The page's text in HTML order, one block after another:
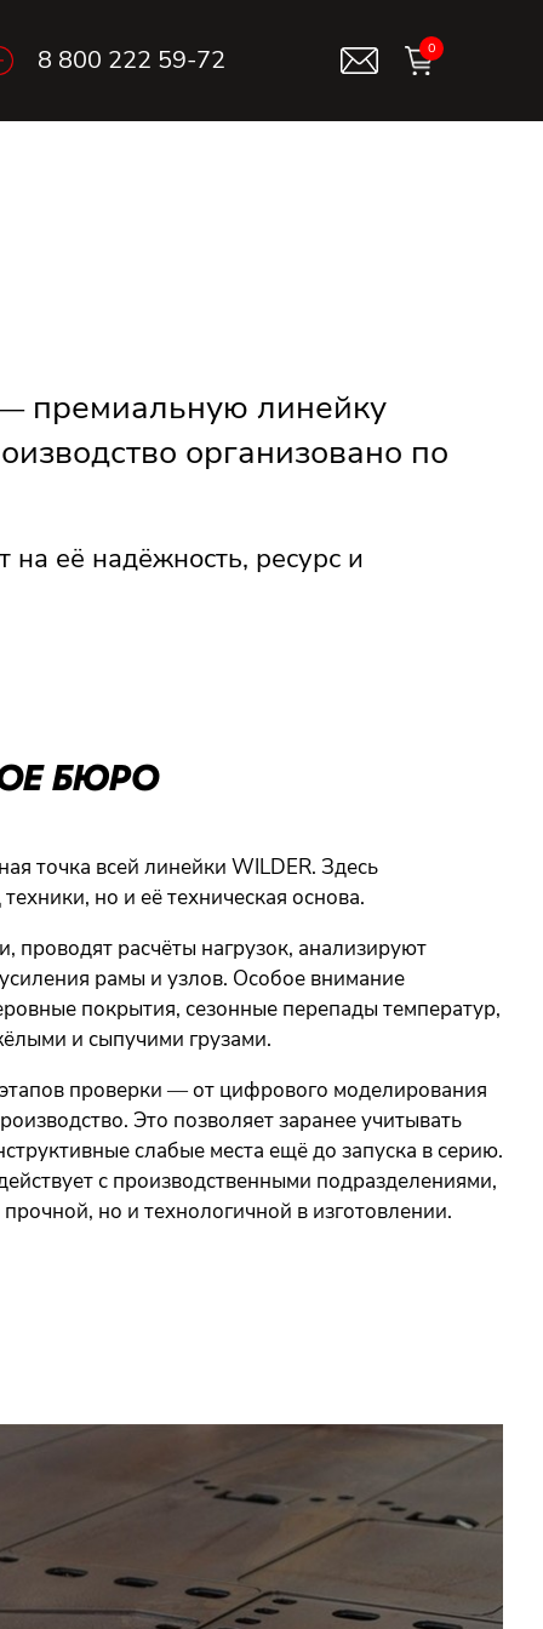
8 800 222 59-72 0
премиальную линейку
организовано по
её надёжность, ресурс и
БЮРО
точка всей линейки WILDER. Здесь
но и её техническая основа.
расчёты нагрузок, анализируют
рамы и узлов. Особое внимание
покрытия, сезонные перепады температур,
и сыпучими грузами.
проверки — от цифрового моделирования
Это позволяет заранее учитывать
слабые места ещё до запуска в серию.
с производственными подразделениями,
но и технологичной в изготовлении.